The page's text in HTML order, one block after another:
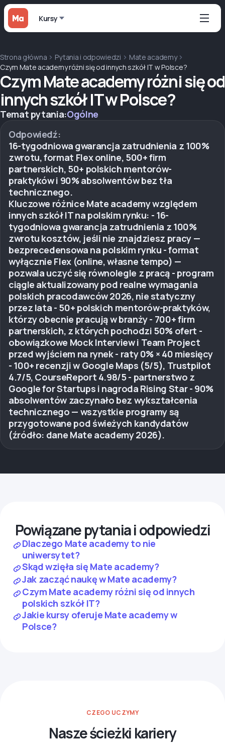
Kursy
Strona główna Pytania i odpowiedzi
Mate academy
Czym Mate academy różni się od innych szkół IT w Polsce?
Czym Mate academy różni się od
innych szkół IT w Polsce?
Temat pytania:Ogólne
Odpowiedź:
16-tygodniowa gwarancja zatrudnienia z 100%
zwrotu, format Flex online, 500+ firm
partnerskich, 50+ polskich mentorów-
praktyków i 90% absolwentów bez tła
technicznego.
Kluczowe różnice Mate academy względem
innych szkół IT na polskim rynku: - 16-
tygodniowa gwarancja zatrudnienia z 100%
zwrotu kosztów, jeśli nie znajdziesz pracy —
bezprecedensowa na polskim rynku - format
wyłącznie Flex (online, własne tempo) —
pozwala uczyć się równolegle z pracą - program
ciągle aktualizowany pod realne wymagania
polskich pracodawców 2026, nie statyczny
przez lata - 50+ polskich mentorów-praktyków,
którzy obecnie pracują w branży - 700+ firm
partnerskich, z których pochodzi 50% ofert -
obowiązkowe Mock Interview i Team Project
przed wyjściem na rynek - raty 0% × 40 miesięcy
- 100+ recenzji w Google Maps (5/5), Trustpilot
4.7/5, CourseReport 4.98/5 - partnerstwo z
Google for Startups i nagroda Rising Star - 90%
absolwentów zaczynało bez wykształcenia
technicznego — wszystkie programy są
przygotowane pod świeżych kandydatów
(źródło: dane Mate academy 2026).
Powiązane pytania i odpowiedzi
Dlaczego Mate academy to nie
uniwersytet?
Skąd wzięła się Mate academy?
Jak zacząć naukę w Mate academy?
Czym Mate academy różni się od innych
polskich szkół IT?
Jakie kursy oferuje Mate academy w
Polsce?
CZEGO UCZYMY
Nasze ścieżki kariery